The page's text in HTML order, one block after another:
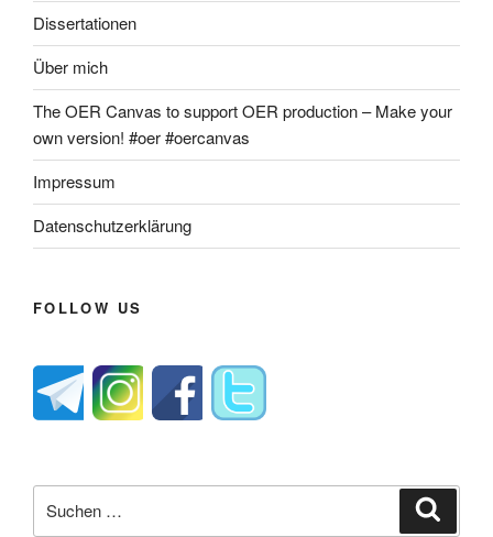
Dissertationen
Über mich
The OER Canvas to support OER production – Make your
own version! #oer #oercanvas
Impressum
Datenschutzerklärung
FOLLOW US
nach: